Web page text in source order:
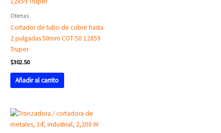
Ofertas
Cortador de tubo de cobre hasta
2 pulgadas 50mm COT-50 12859
Truper
$302.50
Añadir al carrito